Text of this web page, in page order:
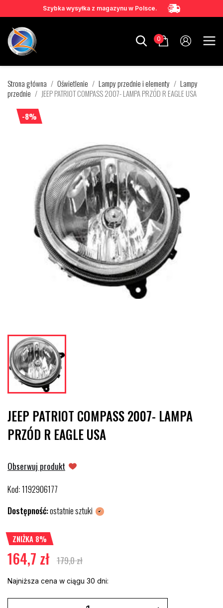
Szybka wysyłka z magazynu w Polsce.
0
Strona główna Oświetlenie Lampy przednie i elementy
Lampy
przednie
JEEP PATRIOT COMPASS 2007- LAMPA PRZÓD R EAGLE USA
-8%
JEEP PATRIOT COMPASS 2007- LAMPA
PRZÓD R EAGLE USA
Obserwuj produkt
Kod:1192906177
Dostępność:ostatnie sztuki
ZNIŻKA 8%
164,7 zł 179,0 zł
Najniższa cena w ciągu 30 dni: